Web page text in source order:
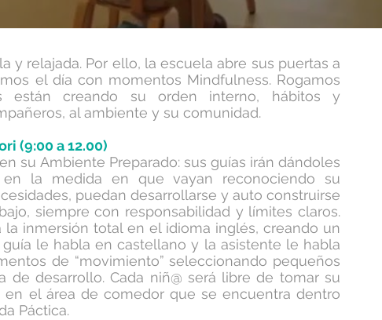
y relajada. Por ello, la escuela abre sus puertas a
el día con momentos Mindfulness. Rogamos
están creando su orden interno, hábitos y
al ambiente y su comunidad.
(9:00 a 12.00)
su Ambiente Preparado: sus guías irán dándoles
en la medida en que vayan reconociendo su
puedan desarrollarse y auto construirse
siempre con responsabilidad y límites claros.
la inmersión total en el idioma inglés, creando un
le habla en castellano y la asistente le habla
de “movimiento” seleccionando pequeños
de desarrollo. Cada niñ@ será libre de tomar su
en el área de comedor que se encuentra dentro
Páctica.